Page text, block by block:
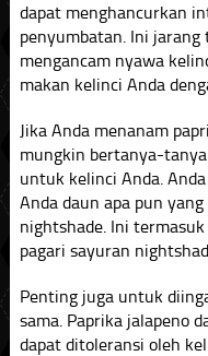
dapat menghancurkan
penyumbatan. Ini
mengancam nyawa
makan kelinci Anda
Jika Anda menanam
mungkin bertanya-
untuk kelinci Anda.
Anda daun apa pun
nightshade. Ini
pagari sayuran
Penting juga untuk
sama. Paprika jalapeno
dapat ditoleransi oleh